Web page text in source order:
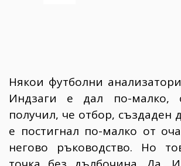
Някои футболни
Индзаги е дал по-малко,
получил, че отбор, създаден
е постигнал по-малко от
негово ръководство. Но